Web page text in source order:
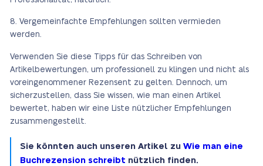
Vergemeinfachte Empfehlungen sollten vermieden
werden.
Verwenden Sie diese Tipps für das Schreiben von
Artikelbewertungen, um professionell zu klingen und nicht als
voreingenommener Rezensent zu gelten. Dennoch, um
sicherzustellen, dass Sie wissen, wie man einen Artikel
bewertet, haben wir eine Liste nützlicher Empfehlungen
zusammengestellt.
Sie könnten auch unseren Artikel zu Wie man eine
Buchrezension schreibt nützlich finden.